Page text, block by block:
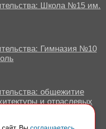
Школа №15 им.
Гимназия №10
общежитие
и отраслевых